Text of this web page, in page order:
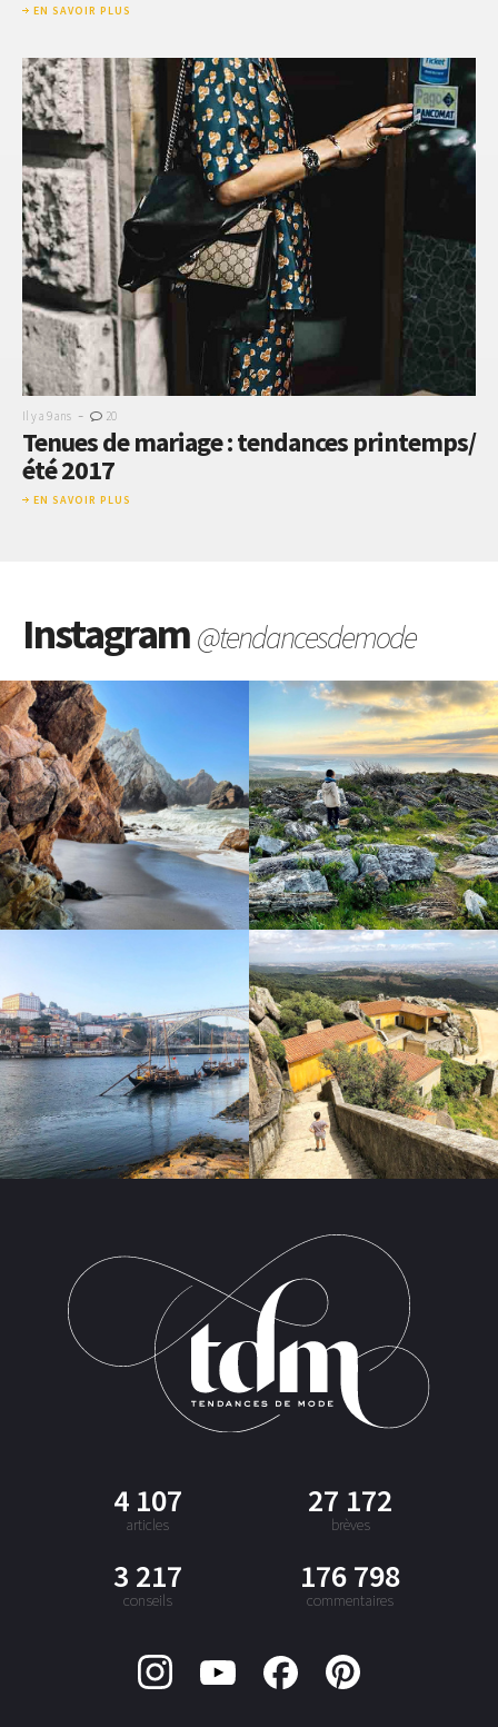
EN SAVOIR PLUS
Il y a 9 ans - 20
Tenues de mariage : tendances printemps/
été 2017
EN SAVOIR PLUS
Instagram@tendancesdemode
4 107
articles
27 172
brèves
3 217
conseils
176 798
commentaires